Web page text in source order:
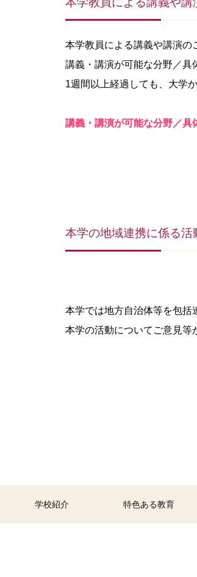
本学教員による講義や講演の
講義・講演が可能な分野／具
1週間以上経過しても、大学
講義・講演が可能な分野／具
本学の地域連携に係る活
本学では地方自治体等を包括
本学の活動についてご意見等
学校紹介 特色ある教育